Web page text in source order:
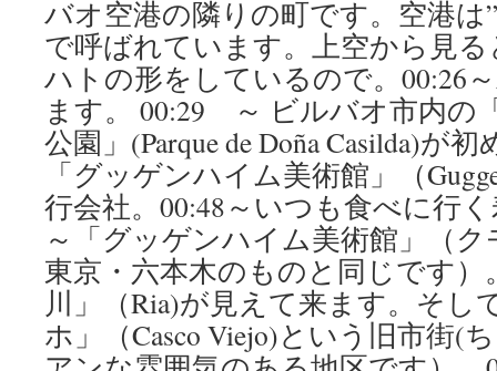
バオ空港の隣りの町です。空港は
で呼ばれています。上空から見
ハトの形をしているので。00:26
ます。 00:29 ～ ビルバオ市内の
公園」(Parque de Doña Casilda)が
「グッゲンハイム美術館」（
行会社。00:48～いつも食べに行
～「グッゲンハイム美術館」（
東京・六本木のものと同じです
川」（Ria)が見えて来ます。そし
ホ」（Casco Viejo)という旧市街(